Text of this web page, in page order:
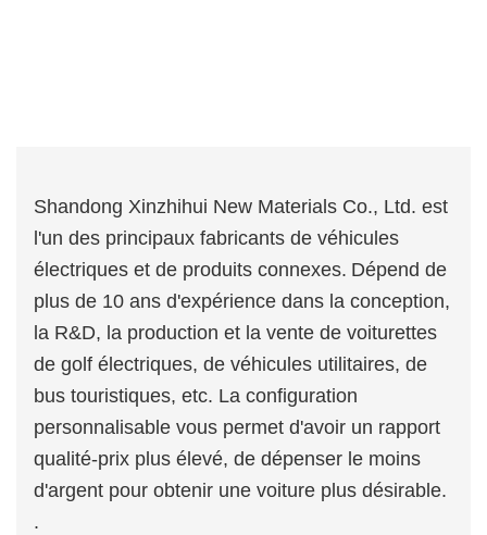
Shandong Xinzhihui New Materials Co., Ltd. est
l'un des principaux fabricants de véhicules
électriques et de produits connexes. Dépend de
plus de 10 ans d'expérience dans la conception,
la R&D, la production et la vente de voiturettes
de golf électriques, de véhicules utilitaires, de
bus touristiques, etc. La configuration
personnalisable vous permet d'avoir un rapport
qualité-prix plus élevé, de dépenser le moins
d'argent pour obtenir une voiture plus désirable.
.